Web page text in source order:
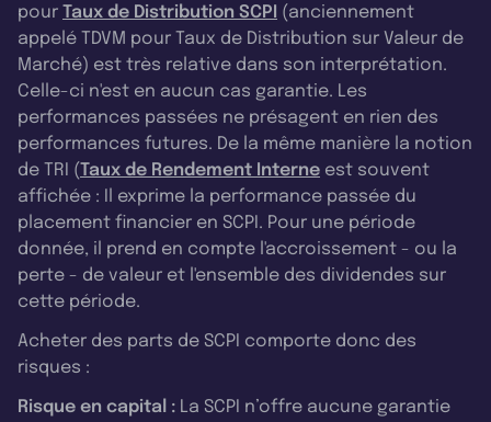
pour Taux de Distribution SCPI (anciennement
appelé TDVM pour Taux de Distribution sur Valeur de
Marché) est très relative dans son interprétation.
Celle-ci n'est en aucun cas garantie. Les
performances passées ne présagent en rien des
performances futures. De la même manière la notion
de TRI (Taux de Rendement Interne est souvent
affichée : Il exprime la performance passée du
placement financier en SCPI. Pour une période
donnée, il prend en compte l'accroissement - ou la
perte - de valeur et l'ensemble des dividendes sur
cette période.
Acheter des parts de SCPI comporte donc des
risques :
Risque en capital : La SCPI n’offre aucune garantie